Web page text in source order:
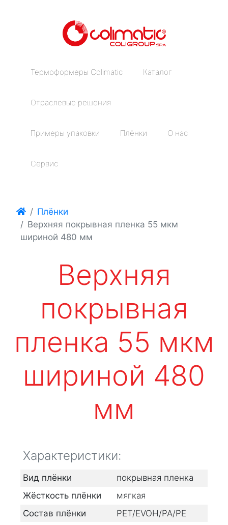
Термоформеры Colimatic Каталог
Отраслевые решения
Примеры упаковки Плёнки О нас
Сервис
Плёнки
Верхняя покрывная пленка 55 мкм
шириной 480 мм
Верхняя
покрывная
пленка 55 мкм
шириной 480
мм
Характеристики:
Вид плёнки
покрывная пленка
Жёсткость плёнки
мягкая
Состав плёнки
PET/EVOH/PA/PE